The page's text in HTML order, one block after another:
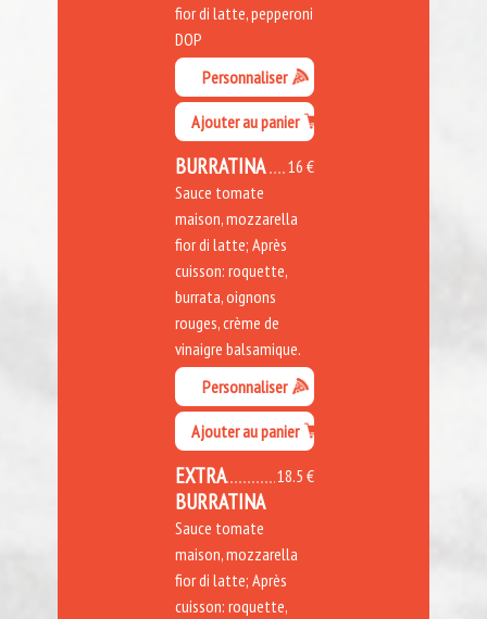
fior di latte, pepperoni
DOP
Personnaliser
Ajouter au panier
16 €
BURRATINA
Sauce tomate
maison, mozzarella
fior di latte; Après
cuisson: roquette,
burrata, oignons
rouges, crème de
vinaigre balsamique.
Personnaliser
Ajouter au panier
18.5 €
EXTRA
BURRATINA
Sauce tomate
maison, mozzarella
fior di latte; Après
cuisson: roquette,